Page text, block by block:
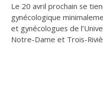
Le 20 avril prochain se
gynécologique
et gynécologues de
Notre-Dame et Trois-